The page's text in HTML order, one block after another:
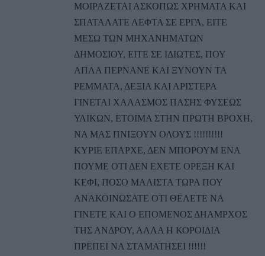
ΜΟΙΡΑΖΕΤΑΙ ΑΣΚΟΠΩΣ ΧΡΗΜΑΤΑ ΚΑΙ
ΣΠΑΤΑΛΑΤΕ ΛΕΦΤΑ ΣΕ ΕΡΓΑ, ΕΙΤΕ
ΜΕΣΩ ΤΩΝ ΜΗΧΑΝΗΜΑΤΩΝ
ΔΗΜΟΣΙΟΥ, ΕΙΤΕ ΣΕ ΙΔΙΩΤΕΣ, ΠΟΥ
ΑΠΛΑ ΠΕΡΝΑΝΕ ΚΑΙ ΞΥΝΟΥΝ ΤΑ
ΡΕΜΜΑΤΑ, ΔΕΞΙΑ ΚΑΙ ΑΡΙΣΤΕΡΑ
ΓΙΝΕΤΑΙ ΧΑΛΑΣΜΟΣ ΠΑΣΗΣ ΦΥΣΕΩΣ
ΥΛΙΚΩΝ, ΕΤΟΙΜΑ ΣΤΗΝ ΠΡΩΤΗ ΒΡΟΧΗ,
ΝΑ ΜΑΣ ΠΝΙΞΟΥΝ ΟΛΟΥΣ !!!!!!!!!!
ΚΥΡΙΕ ΕΠΑΡΧΕ, ΔΕΝ ΜΠΟΡΟΥΜ ΕΝΑ
ΠΟΥΜΕ ΟΤΙ ΔΕΝ ΕΧΕΤΕ ΟΡΕΞΗ ΚΑΙ
ΚΕΦΙ, ΠΟΣΟ ΜΑΛΙΣΤΑ ΤΩΡΑ ΠΟΥ
ΑΝΑΚΟΙΝΩΣΑΤΕ ΟΤΙ ΘΕΛΕΤΕ ΝΑ
ΓΙΝΕΤΕ ΚΑΙ Ο ΕΠΟΜΕΝΟΣ ΔΗΑΜΡΧΟΣ
ΤΗΣ ΑΝΔΡΟΥ, ΑΛΛΑ Η ΚΟΡΟΙΔΙΑ
ΠΡΕΠΕΙ ΝΑ ΣΤΑΜΑΤΗΣΕΙ !!!!!!